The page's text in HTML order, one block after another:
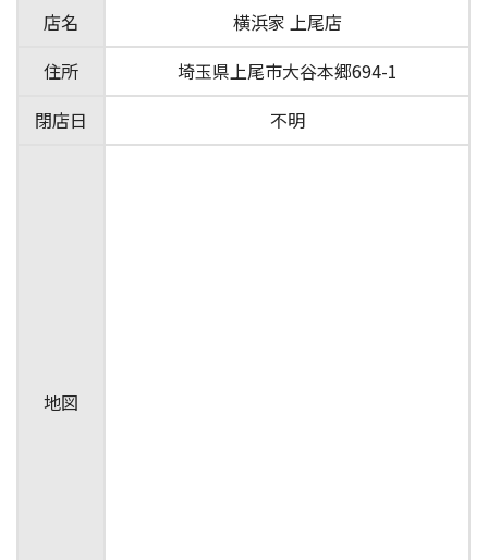
店名
横浜家 上尾店
住所
埼玉県上尾市大谷本郷694-1
閉店日
不明
地図